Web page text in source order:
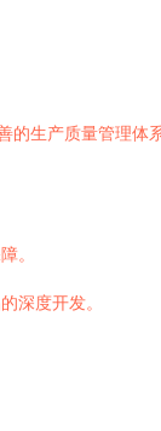
生产质量管理
。
深度开发。